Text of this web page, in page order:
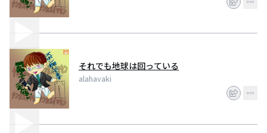
それでも地球は回っている
alahavaki